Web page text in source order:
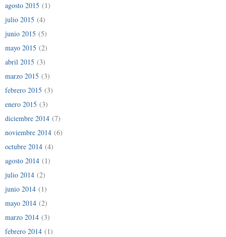
agosto 2015 (1)
julio 2015 (4)
junio 2015 (5)
mayo 2015 (2)
abril 2015 (3)
marzo 2015 (3)
febrero 2015 (3)
enero 2015 (3)
diciembre 2014 (7)
noviembre 2014 (6)
octubre 2014 (4)
agosto 2014 (1)
julio 2014 (2)
junio 2014 (1)
mayo 2014 (2)
marzo 2014 (3)
febrero 2014 (1)